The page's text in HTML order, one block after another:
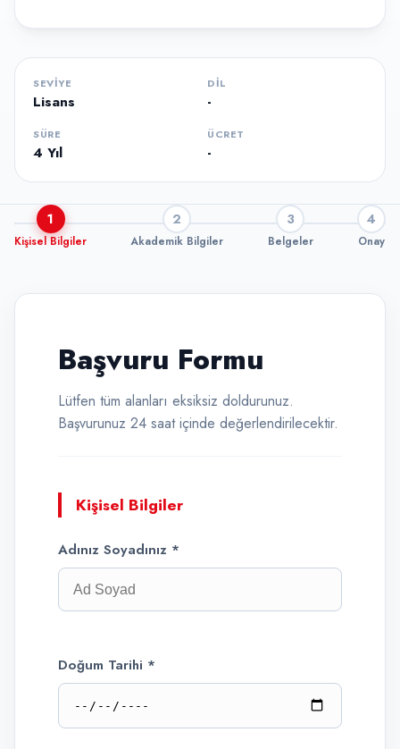
SEVIYE
Lisans
DIL
-
SÜRE
4 Yıl
ÜCRET
-
1
Kişisel Bilgiler
2
Akademik Bilgiler
3
Belgeler
4
Onay
Başvuru Formu
Lütfen tüm alanları eksiksiz doldurunuz.
Başvurunuz 24 saat içinde değerlendirilecektir.
Kişisel Bilgiler
Adınız Soyadınız *
Doğum Tarihi *